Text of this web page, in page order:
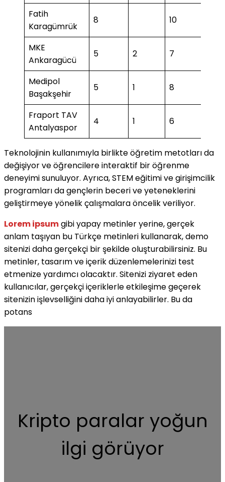
Fatih
Karagümrük
8 10
MKE
Ankaragücü
5 2 7
Medipol
Başakşehir
5 1 8
Fraport TAV
Antalyaspor
4 1 6
Teknolojinin kullanımıyla birlikte öğretim metotları da
değişiyor ve öğrencilere interaktif bir öğrenme
deneyimi sunuluyor. Ayrıca, STEM eğitimi ve girişimcilik
programları da gençlerin beceri ve yeteneklerini
geliştirmeye yönelik çalışmalara öncelik veriliyor.
Lorem ipsumgibi yapay metinler yerine, gerçek
anlam taşıyan bu Türkçe metinleri kullanarak, demo
sitenizi daha gerçekçi bir şekilde oluşturabilirsiniz. Bu
metinler, tasarım ve içerik düzenlemelerinizi test
etmenize yardımcı olacaktır. Sitenizi ziyaret eden
kullanıcılar, gerçekçi içeriklerle etkileşime geçerek
sitenizin işlevselliğini daha iyi anlayabilirler. Bu da
potans
Kripto paralar yoğun
ilgi görüyor